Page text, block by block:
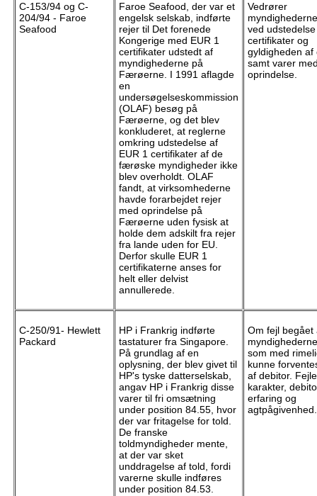
C-153/94 og C-
204/94 - Faroe
Seafood
Faroe Seafood, der var et
engelsk selskab, indførte
rejer til Det forenede
Kongerige med EUR 1
certifikater udstedt af
myndighederne på
Færøerne. I 1991 aflagde
en
undersøgelseskommission
(OLAF) besøg på
Færøerne, og det blev
konkluderet, at reglerne
omkring udstedelse af
EUR 1 certifikater af de
færøske myndigheder ikke
blev overholdt. OLAF
fandt, at virksomhederne
havde forarbejdet rejer
med oprindelse på
Færøerne uden fysisk at
holde dem adskilt fra rejer
fra lande uden for EU.
Derfor skulle EUR 1
certifikaterne anses for
helt eller delvist
annullerede.
Vedrører
ved
certifikater og
gyldigheden af
samt varer
oprindelse.
C-250/91- Hewlett
Packard
HP i Frankrig indførte
tastaturer fra Singapore.
På grundlag af en
oplysning, der blev givet til
HP's tyske datterselskab,
angav HP i Frankrig disse
varer til fri omsætning
under position 84.55, hvor
der var fritagelse for told.
De franske
toldmyndigheder mente,
at der var sket
unddragelse af told, fordi
varerne skulle indføres
under position 84.53.
Om fejl begået
myndighederne
som med
kunne
af debitor.
karakter,
erfaring og
agtpågivenhed.